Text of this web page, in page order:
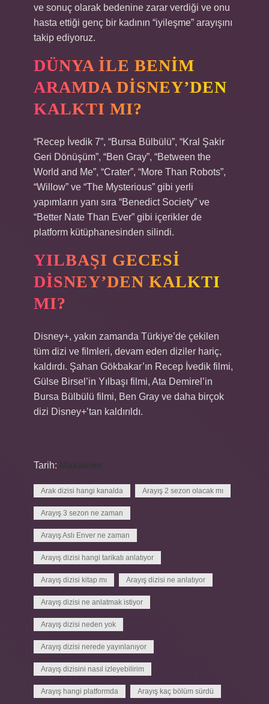
ve sonuç olarak bedenine zarar verdiği ve onu
hasta ettiği genç bir kadının “iyileşme” arayışını
takip ediyoruz.
DÜNYA ILE BENIM
ARAMDA DISNEY’DEN
KALKTI MI?
“Recep İvedik 7”, “Bursa Bülbülü”, “Kral Şakir
Geri Dönüşüm”, “Ben Gray”, “Between the
World and Me”, “Crater”, “More Than Robots”,
“Willow” ve “The Mysterious” gibi yerli
yapımların yanı sıra “Benedict Society” ve
“Better Nate Than Ever” gibi içerikler de
platform kütüphanesinden silindi.
YILBAŞI GECESI
DISNEY’DEN KALKTI
MI?
Disney+, yakın zamanda Türkiye’de çekilen
tüm dizi ve filmleri, devam eden diziler hariç,
kaldırdı. Şahan Gökbakar’ın Recep İvedik filmi,
Gülse Birsel’in Yılbaşı filmi, Ata Demirel’in
Bursa Bülbülü filmi, Ben Gray ve daha birçok
dizi Disney+’tan kaldırıldı.
Tarih:
Arak dizisi hangi kanalda Arayış 2 sezon olacak mı
Arayış 3 sezon ne zaman
Arayış Aslı Enver ne zaman
Arayış dizisi hangi tarikatı anlatıyor
Arayış dizisi kitap mı Arayış dizisi ne anlatıyor
Arayış dizisi ne anlatmak istiyor
Arayış dizisi neden yok
Arayış dizisi nerede yayınlanıyor
Arayış dizisini nasıl izleyebilirim
Arayış hangi platformda Arayış kaç bölüm sürdü